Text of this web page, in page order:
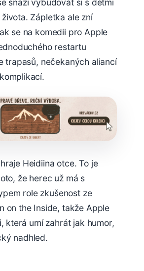
snaží vybudovat si s dětmi
Zápletka ale zní
se na komedii pro Apple
restartu
trapasů, nečekaných aliancí
Heidiina otce. To je
že herec už má s
role zkušenost ze
on the Inside, takže Apple
která umí zahrát jak humor,
nadhled.